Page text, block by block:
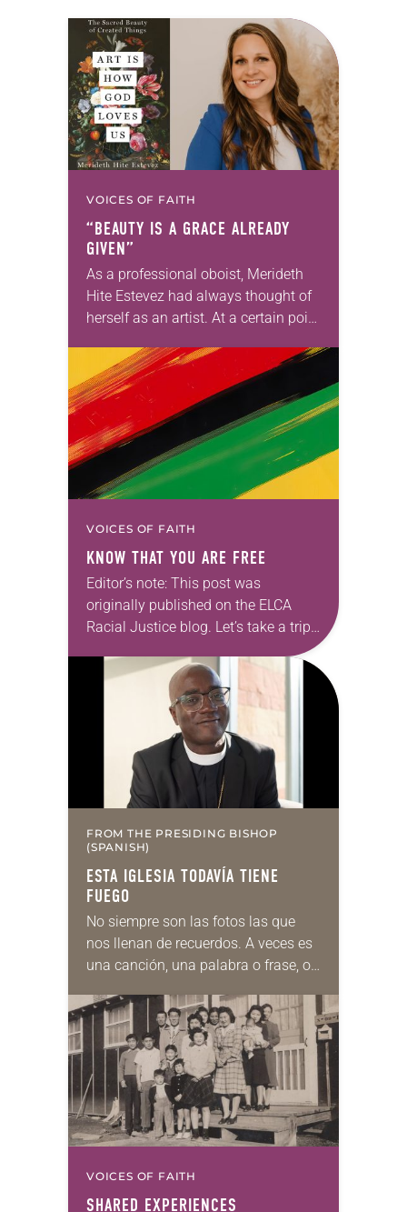
VOICES OF FAITH
“BEAUTY IS A GRACE ALREADY
GIVEN”
As a professional oboist, Merideth
Hite Estevez had always thought of
herself as an artist. At a certain point
that she was pursuing artistic…
VOICES OF FAITH
KNOW THAT YOU ARE FREE
Editor’s note: This post was
originally published on the ELCA
Racial Justice blog. Let’s take a trip
The history of enslaved people on
what would…
FROM THE PRESIDING BISHOP
(SPANISH)
ESTA IGLESIA TODAVÍA TIENE
FUEGO
No siempre son las fotos las que
nos llenan de recuerdos. A veces es
una canción, una palabra o frase, o
a…
VOICES OF FAITH
SHARED EXPERIENCES